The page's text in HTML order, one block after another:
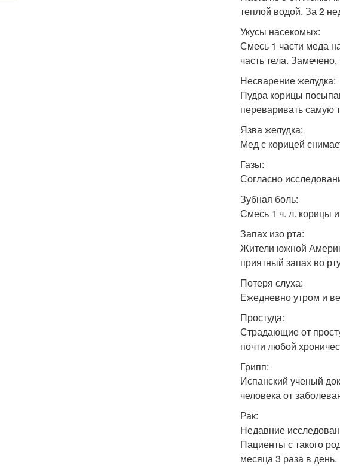
теплой водой. За 2
Укусы насекомых:
Смесь 1 части меда
часть тела.
Несварение желудка:
Пудра корицы
переваривать самую
Язва желудка:
Мед с корицей
Газы:
Согласно
Зубная боль:
Смесь 1 ч. л. корицы
Запах изо рта:
Жители южной
приятный запах во
Потеря слуха:
Ежедневно утром и
Простуда:
Страдающие от
почти любой
Грипп:
Испанский ученый
человека от
Рак:
Недавние
Пациенты с такого
месяца 3 раза в день.